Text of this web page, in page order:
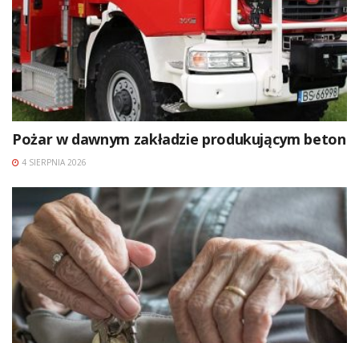
Pożar w dawnym zakładzie produkującym beton
4 SIERPNIA 2026